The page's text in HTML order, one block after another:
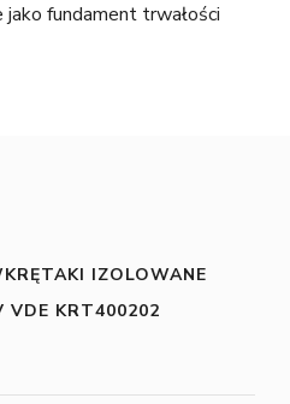
fundament trwałości
IZOLOWANE
VDE KRT400202